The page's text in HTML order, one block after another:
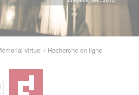
virtuel Recherche en ligne